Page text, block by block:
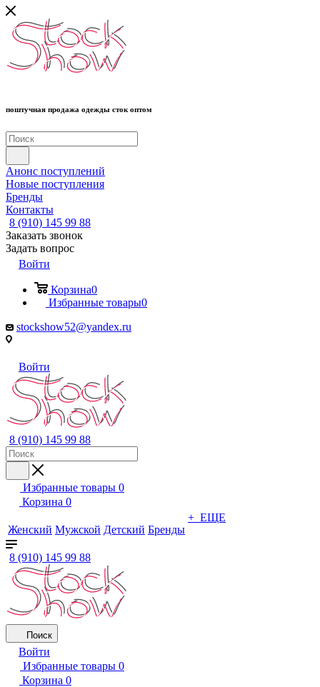
поштучная продажа одежды сток оптом
Анонс поступлений
Новые поступления
Бренды
Контакты
8 (910) 145 99 88
Заказать звонок
Задать вопрос
Войти
Корзина0
Избранные товары0
stockshow52@yandex.ru
Войти
8 (910) 145 99 88
Избранные товары 0
Корзина 0
Женский Мужской Детский Бренды
+ ЕЩЕ
8 (910) 145 99 88
Поиск
Войти
Избранные товары 0
Корзина 0